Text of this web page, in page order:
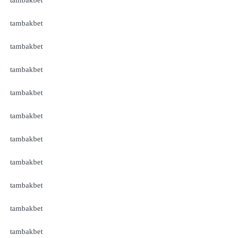
tambakbet
tambakbet
tambakbet
tambakbet
tambakbet
tambakbet
tambakbet
tambakbet
tambakbet
tambakbet